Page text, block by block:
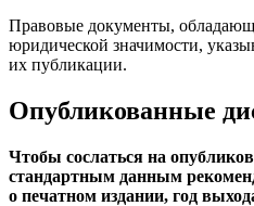
Правовые документы,
юридической значимости,
их публикации.
Опубликованные
Чтобы сослаться на
стандартным данным
о печатном издании, год